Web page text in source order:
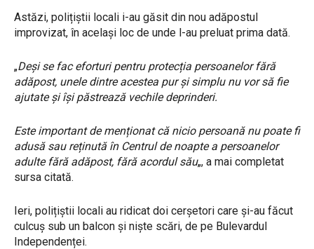
Astăzi, polițiștii locali i-au găsit din nou adăpostul
improvizat, în același loc de unde l-au preluat prima dată.
„Deși se fac eforturi pentru protecția persoanelor fără
adăpost, unele dintre acestea pur și simplu nu vor să fie
ajutate și își păstrează vechile deprinderi.
Este important de menționat că nicio persoană nu poate fi
adusă sau reținută în Centrul de noapte a persoanelor
adulte fără adăpost, fără acordul său„, a mai completat
sursa citată.
Ieri, polițiștii locali au ridicat doi cerșetori care și-au făcut
culcuș sub un balcon și niște scări, de pe Bulevardul
Independenței.